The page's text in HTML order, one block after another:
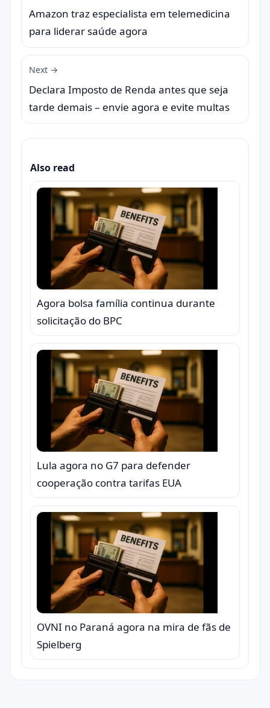
Amazon traz especialista em telemedicina
para liderar saúde agora
Next →
Declara Imposto de Renda antes que seja
tarde demais – envie agora e evite multas
Also read
Agora bolsa família continua durante
solicitação do BPC
Lula agora no G7 para defender
cooperação contra tarifas EUA
OVNI no Paraná agora na mira de fãs de
Spielberg